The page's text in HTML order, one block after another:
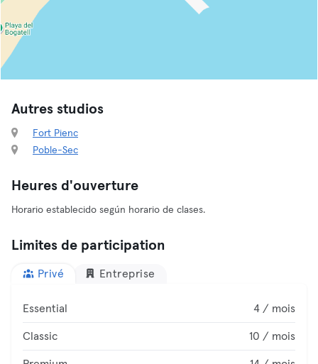
Autres studios
Fort Pienc
Poble-Sec
Heures d'ouverture
Horario establecido según horario de clases.
Limites de participation
Privé Entreprise
Essential 4 / mois
Classic 10 / mois